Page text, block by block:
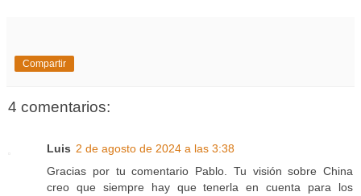
Compartir
4 comentarios:
Luis 2 de agosto de 2024 a las 3:38
Gracias por tu comentario Pablo. Tu visión sobre China
creo que siempre hay que tenerla en cuenta para los